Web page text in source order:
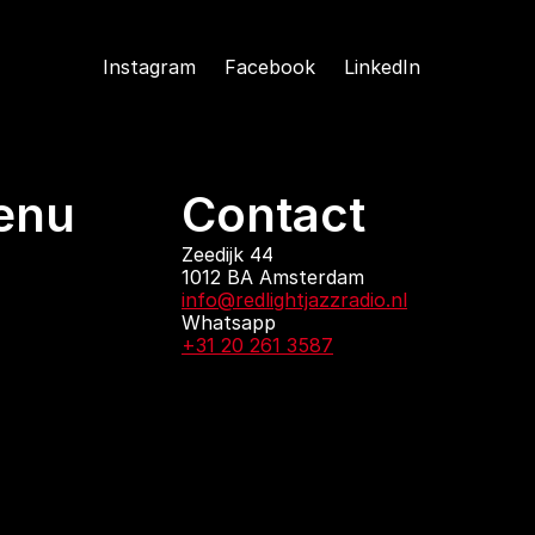
Instagram Facebook LinkedIn
Contact
Zeedijk 44
1012 BA Amsterdam
info@redlightjazzradio.nl
Whatsapp
+31 20 261 3587